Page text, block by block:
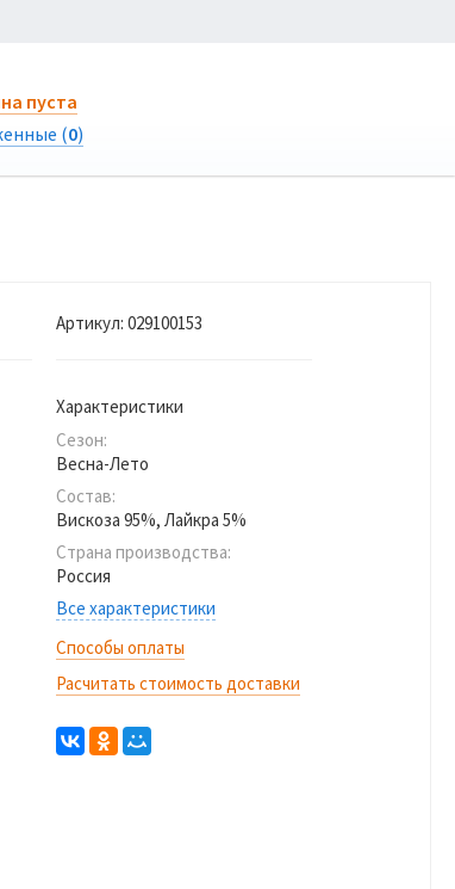
пуста
(0)
Артикул: 029100153
Характеристики
Сезон:
Весна-Лето
Состав:
Вискоза 95%, Лайкра 5%
Страна производства:
Россия
Все характеристики
Способы оплаты
Расчитать стоимость доставки